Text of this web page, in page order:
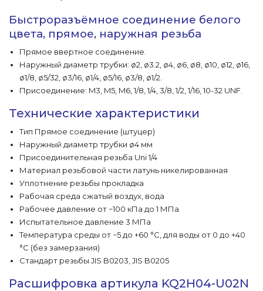
Быстроразъёмное соединение белого
цвета, прямое, наружная резьба
Прямое ввертное соединение.
Наружный диаметр трубки: ø2, ø3.2, ø4, ø6, ø8, ø10, ø12, ø16,
ø1/8, ø5/32, ø3/16, ø1/4, ø5/16, ø3/8, ø1/2.
Присоединение: M3, M5, M6, 1/8, 1/4, 3/8, 1/2, 1/16, 10-32 UNF.
Технические характеристики
Тип Прямое соединение (штуцер)
Наружный диаметр трубки ø4 мм
Присоединительная резьба Uni 1/4
Материал резьбовой части латунь никелированная
Уплотнение резьбы прокладка
Рабочая среда сжатый воздух, вода
Рабочее давление от −100 кПа до 1 МПа
Испытательное давление 3 МПа
Температура среды от −5 до +60 °C, для воды от 0 до +40
°C (без замерзания)
Стандарт резьбы JIS B0203, JIS B0205
Расшифровка артикула KQ2H04-U02N